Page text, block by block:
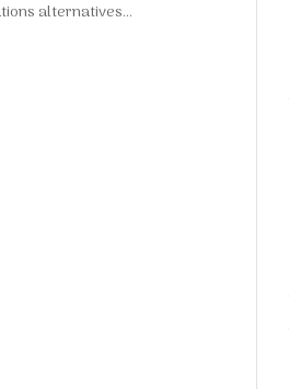
alternatives...